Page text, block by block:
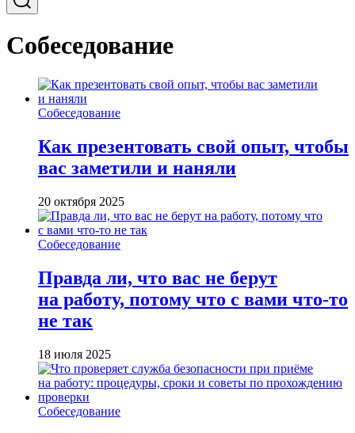
Собеседование
Собеседование
Как презентовать свой опыт, чтобы
вас заметили и наняли
20 октября 2025
Собеседование
Правда ли, что вас не берут
на работу, потому что с вами что-то
не так
18 июля 2025
Собеседование